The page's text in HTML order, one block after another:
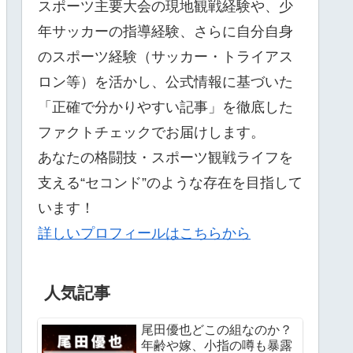
スポーツ主要大会の現地観戦経験や、少
年サッカーの指導経験、さらに自分自身
のスポーツ経験（サッカー・トライアス
ロン等）を活かし、公式情報に基づいた
「正確で分かりやすい記事」を徹底した
ファクトチェックでお届けします。
あなたの格闘技・スポーツ観戦ライフを
支える“セコンド”のような存在を目指して
います！
詳しいプロフィールはこちらから
人気記事
尾田優也どこの組なのか？
年齢や嫁、小指の噂も暴露